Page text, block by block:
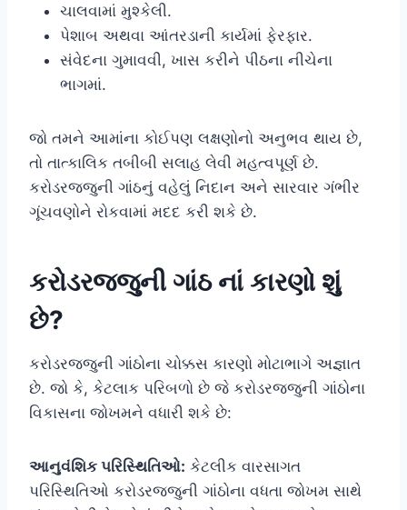
ચાલવામાં મુશ્કેલી.
પેશાબ અથવા આંતરડાની કાર્યમાં ફેરફાર.
સંવેદના ગુમાવવી, ખાસ કરીને પીઠના નીચેના
ભાગમાં.
જો તમને આમાંના કોઈપણ લક્ષણોનો અનુભવ થાય છે,
તો તાત્કાલિક તબીબી સલાહ લેવી મહત્વપૂર્ણ છે.
કરોડરજ્જુની ગાંઠનું વહેલું નિદાન અને સારવાર ગંભીર
ગૂંચવણોને રોકવામાં મદદ કરી શકે છે.
કરોડરજ્જુની ગાંઠ નાં કારણો શું
છે?
કરોડરજ્જુની ગાંઠોના ચોક્કસ કારણો મોટાભાગે અજ્ઞાત
છે. જો કે, કેટલાક પરિબળો છે જે કરોડરજ્જુની ગાંઠોના
વિકાસના જોખમને વધારી શકે છે:
આનુવંશિક પરિસ્થિતિઓ: કેટલીક વારસાગત
પરિસ્થિતિઓ કરોડરજ્જુની ગાંઠોના વધતા જોખમ સાથે